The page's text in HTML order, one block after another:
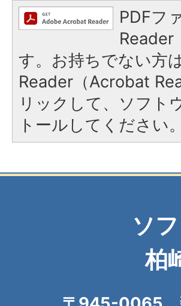
PDFフ
Reader
す。お持ちでない方
Reader（Acrobat
リックして、ソフト
トールしてください。
ソ
柏